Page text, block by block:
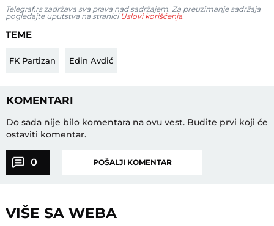
Telegraf.rs zadržava sva prava nad sadržajem. Za preuzimanje sadržaja
pogledajte uputstva na stranici Uslovi korišćenja.
TEME
FK Partizan Edin Avdić
KOMENTARI
Do sada nije bilo komentara na ovu vest. Budite prvi koji će
ostaviti komentar.
0 POŠALJI KOMENTAR
VIŠE SA WEBA